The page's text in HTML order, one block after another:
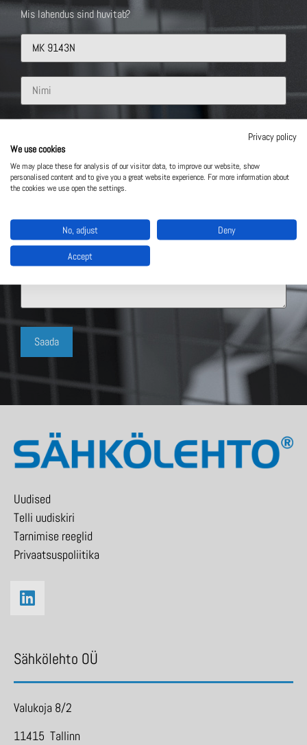
Mis lahendus sind huvitab?
Uudised
Telli uudiskiri
Tarnimise reeglid
Privaatsuspoliitika
Sähkölehto OÜ
Valukoja 8/2
11415 Tallinn
Privacy policy
We use cookies
We may place these for analysis of our visitor data, to improve our website, show
personalised content and to give you a great website experience. For more information about
the cookies we use open the settings.
No, adjust Deny
Accept